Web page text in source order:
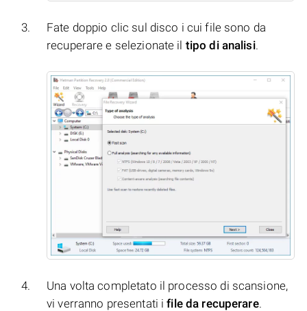
Fate doppio clic sul disco i cui file sono da
recuperare e selezionate il tipo di analisi.
Una volta completato il processo di scansione,
vi verranno presentati ifile da recuperare.